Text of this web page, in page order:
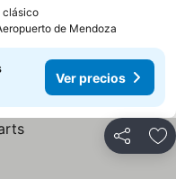
clásico
de Mendoza
Ver precios
Compartir